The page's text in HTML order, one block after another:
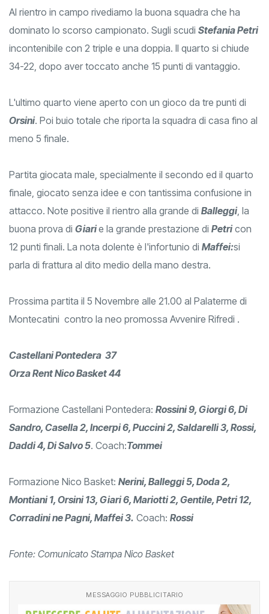
Al rientro in campo rivediamo la buona squadra che ha
dominato lo scorso campionato. Sugli scudi Stefania Petri
incontenibile con 2 triple e una doppia. Il quarto si chiude
34-22, dopo aver toccato anche 15 punti di vantaggio.
L'ultimo quarto viene aperto con un gioco da tre punti di
Orsini. Poi buio totale che riporta la squadra di casa fino al
meno 5 finale.
Partita giocata male, specialmente il secondo ed il quarto
finale, giocato senza idee e con tantissima confusione in
attacco. Note positive il rientro alla grande di Balleggi, la
buona prova di Giarie la grande prestazione di Petricon
12 punti finali. La nota dolente è l'infortunio di Maffei:si
parla di frattura al dito medio della mano destra.
Prossima partita il 5 Novembre alle 21.00 al Palaterme di
Montecatini contro la neo promossa Avvenire Rifredi .
Castellani Pontedera 37
Orza Rent Nico Basket 44
Formazione Castellani Pontedera: Rossini 9, Giorgi 6, Di
Sandro, Casella 2, Incerpi 6, Puccini 2, Saldarelli 3, Rossi,
Daddi 4, Di Salvo 5. Coach:Tommei
Formazione Nico Basket: Nerini, Balleggi 5, Doda 2,
Montiani 1, Orsini 13, Giari 6, Mariotti 2, Gentile, Petri 12,
Corradini ne Pagni, Maffei 3. Coach: Rossi
Fonte: Comunicato Stampa Nico Basket
MESSAGGIO PUBBLICITARIO